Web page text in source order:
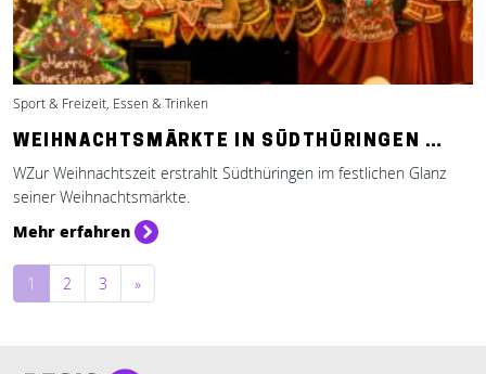
Sport & Freizeit, Essen & Trinken
WEIHNACHTSMÄRKTE IN SÜDTHÜRINGEN …
WZur Weihnachtszeit erstrahlt Südthüringen im festlichen Glanz
seiner Weihnachtsmärkte.
Mehr erfahren
Beitragsnavigation
1 2 3 »